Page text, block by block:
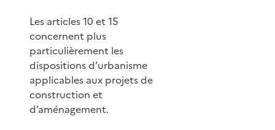
Les articles 10 et 15
concernent plus
particulièrement les
dispositions d’urbanisme
applicables aux projets de
construction et
d’aménagement.